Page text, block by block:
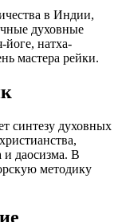
в Индии,
духовные
натха-
мастера рейки.
синтезу духовных
и даосизма. В
методику